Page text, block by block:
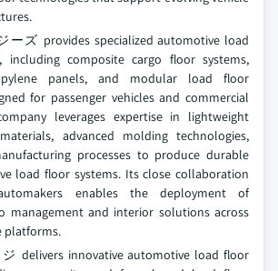
ーズ provides specialized automotive load
including composite cargo floor systems,
panels, and modular load floor
for passenger vehicles and commercial
leverages expertise in lightweight
advanced molding technologies,
processes to produce durable
load floor systems. Its close collaboration
enables the deployment of
management and interior solutions across
platforms.
delivers innovative automotive load floor